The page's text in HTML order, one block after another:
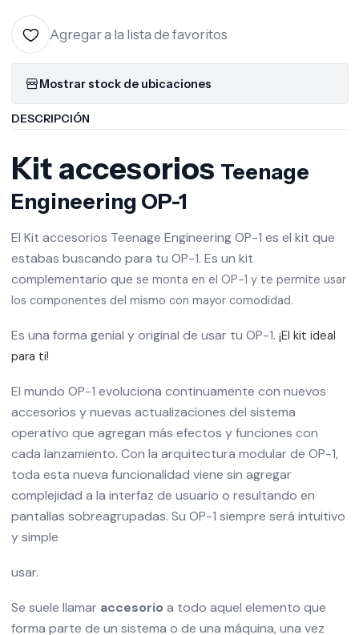
Agregar a la lista de favoritos
Mostrar stock de ubicaciones
DESCRIPCIÓN
Kit accesorios Teenage
Engineering OP-1
El Kit accesorios Teenage Engineering OP-1 es el kit que
estabas buscando para tu OP-1. Es un kit
complementario que se monta en el OP-1 y te permite usar
los componentes del mismo con mayor comodidad.
Es una forma genial y original de usar tu OP-1. ¡El kit ideal
para ti!
El mundo OP-1 evoluciona continuamente con nuevos
accesorios y nuevas actualizaciones del sistema
operativo que agregan más efectos y funciones con
cada lanzamiento. Con la arquitectura modular de OP-1,
toda esta nueva funcionalidad viene sin agregar
complejidad a la interfaz de usuario o resultando en
pantallas sobreagrupadas. Su OP-1 siempre será intuitivo
y simple
usar.
Se suele llamar accesorio a todo aquel elemento que
forma parte de un sistema o de una máquina, una vez